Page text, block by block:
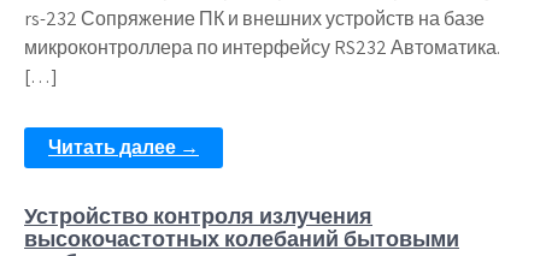
rs-232 Сопряжение ПК и внешних устройств на базе
микроконтроллера по интерфейсу RS232 Автоматика.
[…]
Читать далее →
Устройство контроля излучения
высокочастотных колебаний бытовыми